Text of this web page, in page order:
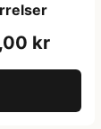
kr